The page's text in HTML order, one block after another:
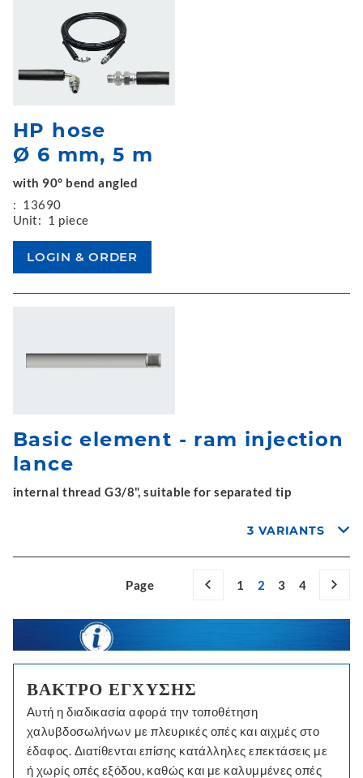
HP hose
Ø 6 mm, 5 m
with 90° bend angled
: 13690
Unit: 1 piece
Basic element - ram injection
lance
internal thread G3/8", suitable for separated tip
3 VARIANTS
Page 1 2 3 4
ΒΆΚΤΡΟ ΈΓΧΥΣΗΣ
Αυτή η διαδικασία αφορά την τοποθέτηση
χαλυβδοσωλήνων με πλευρικές οπές και αιχμές στο
έδαφος. Διατίθενται επίσης κατάλληλες επεκτάσεις με
ή χωρίς οπές εξόδου, καθώς και με καλυμμένες οπές